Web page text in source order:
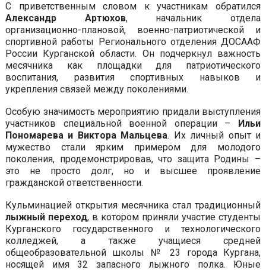
С приветственным словом к участникам обратился
Александр Артюхов, начальник отдела
организационно-плановой, военно-патриотической и
спортивной работы Регионального отделения ДОСААФ
России Курганской области. Он подчеркнул важность
месячника как площадки для патриотического
воспитания, развития спортивных навыков и
укрепления связей между поколениями.
Особую значимость мероприятию придали выступления
участников специальной военной операции –
Ильи
Пономарева и Виктора Мальцева. Их личный опыт и
мужество стали ярким примером для молодого
поколения, продемонстрировав, что защита Родины –
это не просто долг, но и высшее проявление
гражданской ответственности.
Кульминацией открытия месячника стал традиционный
лыжный переход, в котором приняли участие студенты
Курганского государственного и технологического
колледжей, а также учащиеся средней
общеобразовательной школы № 23 города Кургана,
носящей имя 32 запасного лыжного полка. Юные